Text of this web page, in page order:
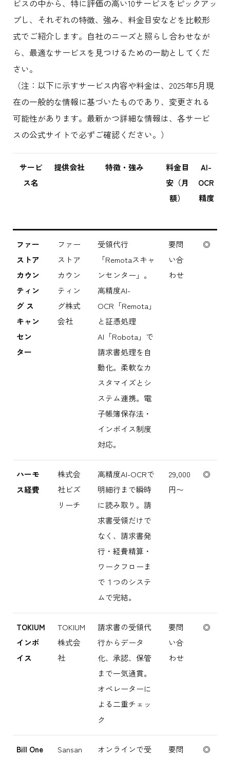
ビスの中から、特に評価の高い10サービスをピックアッ
プし、それぞれの特徴、強み、料金目安などを比較形
式でご紹介します。自社のニーズと照らし合わせなが
ら、最適なサービスを見つけるための一助としてくだ
さい。
（注：以下に示すサービス内容や料金は、2025年5月現
在の一般的な情報に基づいたものであり、変更される
可能性があります。最新かつ詳細な情報は、各サービ
スの公式サイトで必ずご確認ください。）
サービ
ス名
提供会社 特徴・強み
料金目
安（月
額）
AI-
OCR
精度
ファー
ストア
カウン
ティン
グ ス
キャン
セン
ター
ファー
ストア
カウン
ティン
グ株式
会社
受領代行
「Remotaスキャ
ンセンター」。
高精度AI-
OCR「Remota」
と証憑処理
AI「Robota」で
請求書処理を自
動化。柔軟なカ
スタマイズとシ
ステム連携。電
子帳簿保存法・
インボイス制度
対応。
要問
い合
わせ
◎
ハーモ
ス経費
株式会
社ビズ
リーチ
高精度AI-OCRで
明細行まで瞬時
に読み取り。請
求書受領だけで
なく、請求書発
行・経費精算・
ワークフローま
で１つのシステ
ムで完結。
29,000
円〜
◎
TOKIUM
インボ
イス
TOKIUM
株式会
社
請求書の受領代
行からデータ
化、承認、保管
まで一気通貫。
オペレーターに
よる二重チェッ
ク
要問
い合
わせ
◎
Bill One
Sansan
オンラインで受
要問
◎